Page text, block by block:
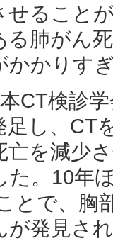
せること
る肺がん
かかりす
CT検診
し、CT
亡を減少
た。10年
とで、胸
が発見さ